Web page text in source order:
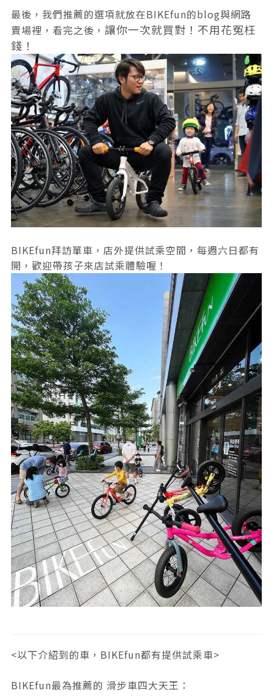
最後，我們推薦的選項就放在BIKEfun的blog與網路
賣場裡，看完之後， 讓你一次就買對！不用花冤枉
錢！
BIKEfun拜訪單車，店外提供試乘空間，每週六日都有
開，歡迎帶孩子來店試乘體驗喔！
<以下介紹到的車，BIKEfun都有提供試乘車>
BIKEfun最為推薦的 滑步車四大天王 ：